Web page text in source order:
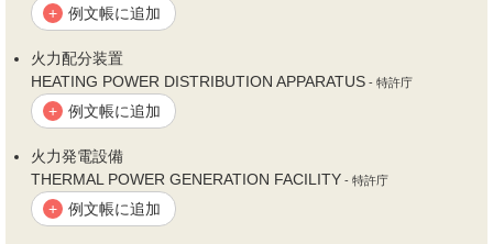
+ 例文帳に追加
火力配分装置
HEATING POWER DISTRIBUTION APPARATUS - 特許庁
+ 例文帳に追加
火力発電設備
THERMAL POWER GENERATION FACILITY - 特許庁
+ 例文帳に追加